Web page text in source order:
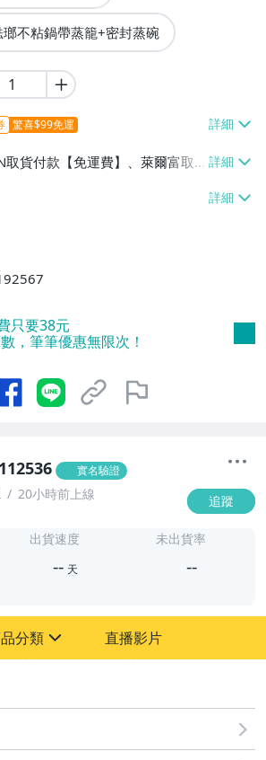
不粘鍋帶蒸籠+密封蒸碗
驚喜$99免運
取貨付款【免運費】、萊爾富取
運費】
只要38元
，筆筆優惠無限次！
實名驗證
20小時前上線 追蹤
出貨速度
-- 天
未出貨率
--
分類 直播影片